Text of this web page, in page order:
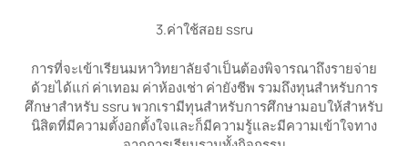
3.ค่าใช้สอย ssru
การที่จะเข้าเรียนมหาวิทยาลัยจำเป็นต้องพิจารณาถึงรายจ่าย
ด้วยได้แก่ ค่าเทอม ค่าห้องเช่า ค่ายังชีพ รวมถึงทุนสำหรับการ
ศึกษาสำหรับ ssru พวกเรามีทุนสำหรับการศึกษามอบให้สำหรับ
นิสิตที่มีความตั้งอกตั้งใจและก็มีความรู้และมีความเข้าใจทาง